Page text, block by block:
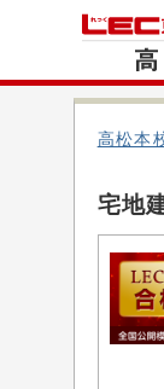
高松本
宅地